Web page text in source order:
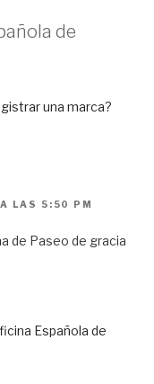
de
una marca?
LAS 5:50 PM
de Paseo de gracia
Española de